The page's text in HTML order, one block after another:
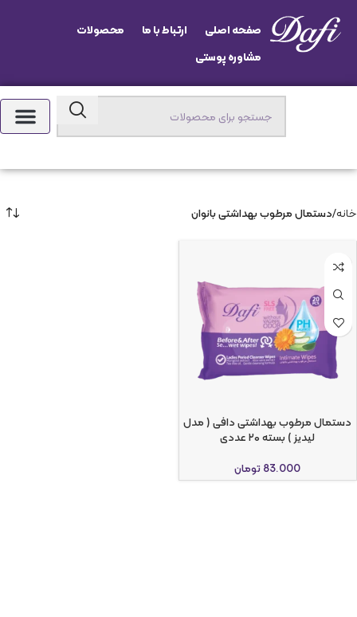
صفحه اصلی ارتباط با ما
محصولات
مشاوره پوستی
خانه دستمال مرطوب بهداشتی بانوان
دستمال مرطوب بهداشتی دافی ( مدل
لیدیز ) بسته ۲۰ عددی
83.000تومان